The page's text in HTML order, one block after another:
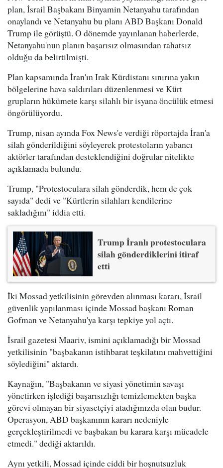
plan, İsrail Başbakanı Binyamin Netanyahu tarafından
onaylandı ve Netanyahu bu planı ABD Başkanı Donald
Trump ile görüştü. O dönemde yayınlanan haberlerde,
Netanyahu'nun planın başarısız olmasından rahatsız
olduğu da belirtilmişti.
Plan kapsamında İran'ın Irak Kürdistanı sınırına yakın
bölgelerine hava saldırıları düzenlenmesi ve Kürt
grupların hükümete karşı silahlı bir isyana öncülük etmesi
öngörülüyordu.
Trump, nisan ayında Fox News'e verdiği röportajda İran'a
silah gönderildiğini söyleyerek protestoların yabancı
aktörler tarafından desteklendiğini doğrular nitelikte
açıklamada bulundu.
Trump, "Protestoculara silah gönderdik, hem de çok
sayıda" dedi ve "Kürtlerin silahları kendilerine
sakladığını" iddia etti.
Trump İranlı protestoculara
silah gönderdiklerini itiraf
etti
İki Mossad yetkilisinin görevden alınması kararı, İsrail
güvenlik yapılanması içinde Mossad başkanı Roman
Gofman ve Netanyahu'ya karşı tepkiye yol açtı.
İsrail gazetesi Maariv, ismini açıklamadığı bir Mossad
yetkilisinin "başbakanın istihbarat teşkilatını mahvettiğini
söylediğini" aktardı.
Kaynağın, "Başbakanın ve siyasi yönetimin savaşı
yönetirken işlediği başarısızlığı temizlemekten başka
görevi olmayan bir siyasetçiyi atadığınızda olan budur.
Operasyon, ABD başkanının kararı nedeniyle
gerçekleştirilmedi ve başbakan bu karara karşı mücadele
etmedi." dediği aktarıldı.
Aynı yetkili, Mossad içinde ciddi bir hoşnutsuzluk